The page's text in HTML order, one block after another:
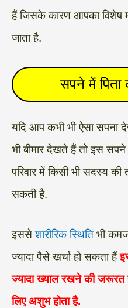
हैं जिसके कारण आपका विशेष
जाता है.
सपने में पिता
यदि आप कभी भी ऐसा सपना
भी बीमार देखते हैं तो इस
परिवार में किसी भी सदस्य की
सकती है.
इससेशारीरिक स्थिति भी
ज्यादा पैसे खर्चा हो सकता हैं
ज्यादा ख्याल रखने की
लिए अशुभ होता है.